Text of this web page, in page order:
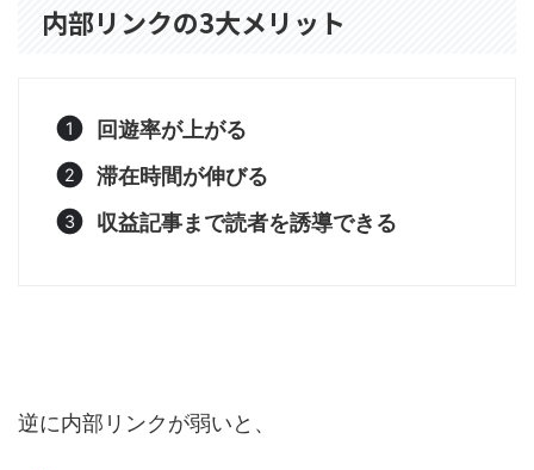
内部リンクの3大メリット
回遊率が上がる
滞在時間が伸びる
収益記事まで読者を誘導できる
逆に内部リンクが弱いと、